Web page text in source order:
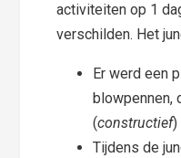
activiteiten op 1
verschilden. Het
Er werd een
blowpennen,
(constructief)
Tijdens de